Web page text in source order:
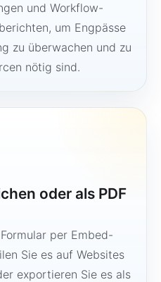
und Workflow-
um Engpässe
zu überwachen und zu
nötig sind.
oder als PDF
per Embed-
Sie es auf Websites
exportieren Sie es als